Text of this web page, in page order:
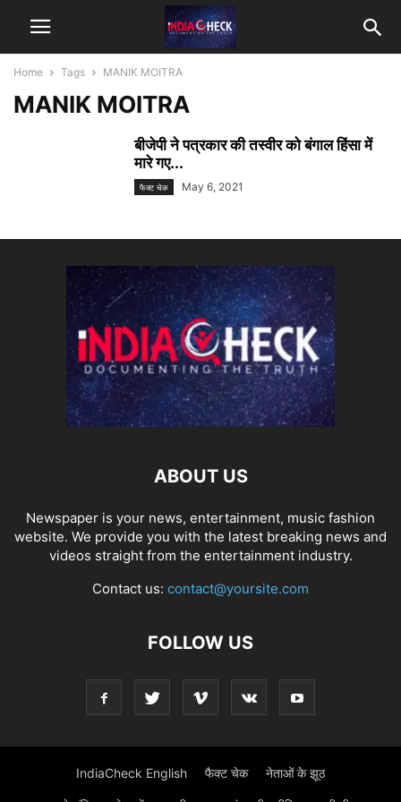
Home Tags MANIK MOITRA
MANIK MOITRA
बीजेपी ने पत्रकार की तस्वीर को बंगाल हिंसा में
मारे गए...
फैक्ट चेक May 6, 2021
ABOUT US
Newspaper is your news, entertainment, music fashion
website. We provide you with the latest breaking news and
videos straight from the entertainment industry.
Contact us: contact@yoursite.com
FOLLOW US
IndiaCheck English फैक्ट चेक नेताओं के झूठ